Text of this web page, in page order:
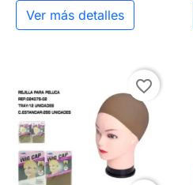
Ver más detalles
favorite_border